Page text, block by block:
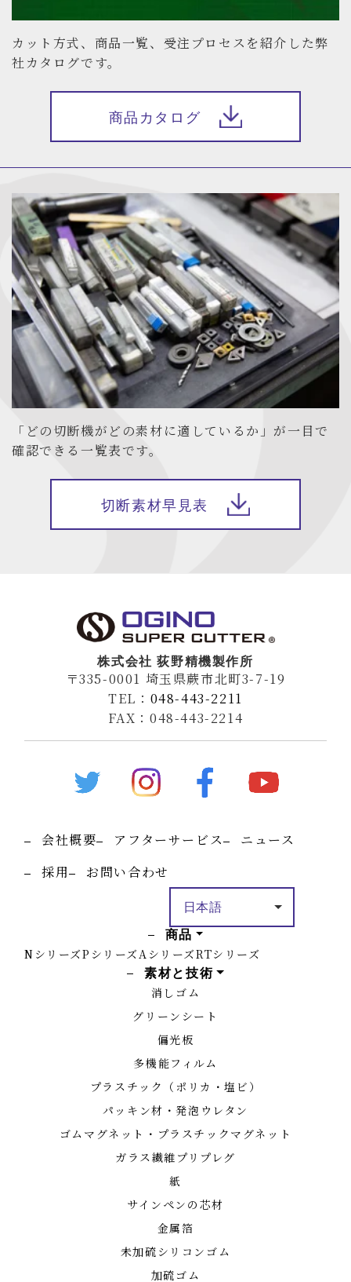
カット方式、商品一覧、受注プロセスを紹介した弊
社カタログです。
商品カタログ
「どの切断機がどの素材に適しているか」が一目で
確認できる一覧表です。
切断素材早見表
株式会社 荻野精機製作所
〒335-0001 埼玉県蕨市北町3-7-19
TEL： 048-443-2211
FAX：048-443-2214
会社概要 アフターサービス
ニュース
採用
お問い合わせ
商品
NシリーズPシリーズAシリーズRTシリーズ
素材と技術
消しゴム
グリーンシート
偏光板
多機能フィルム
プラスチック（ポリカ・塩ビ）
パッキン材・発泡ウレタン
ゴムマグネット・プラスチックマグネット
ガラス繊維プリプレグ
紙
サインペンの芯材
金属箔
未加硫シリコンゴム
加硫ゴム